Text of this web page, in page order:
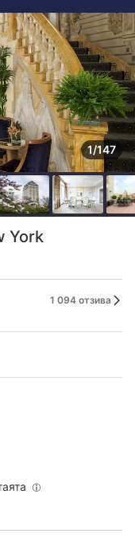
1/147
York
1 094 отзива